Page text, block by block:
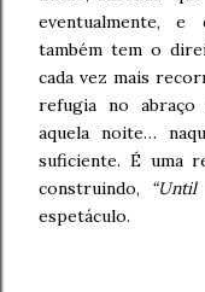
eventualmente,
também tem o
cada vez mais
refugia no
aquela noite…
suficiente. É uma
construindo,
espetáculo.